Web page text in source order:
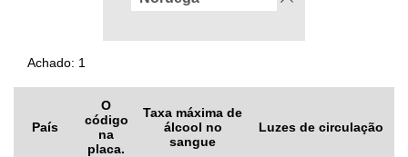
Achado: 1
País
O
código
na
placa.
Taxa máxima de
álcool no
sangue
Luzes de circulação